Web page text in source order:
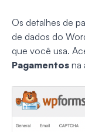
Os detalhes de
de dados do
que você usa.
Pagamentos na